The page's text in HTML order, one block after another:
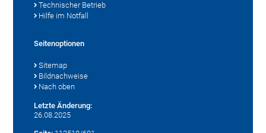
Technischer Betrieb
Hilfe im Notfall
Seitenoptionen
Sitemap
Bildnachweise
Nach oben
Letzte Änderung:
26.08.2025